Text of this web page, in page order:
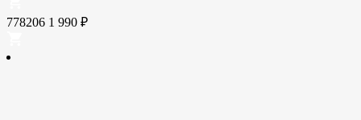
778206 1 990 ₽